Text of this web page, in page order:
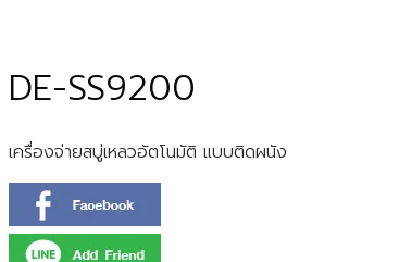
DE-SS9200
เครื่องจ่ายสบู่เหลวอัตโนมัติ แบบติดผนัง